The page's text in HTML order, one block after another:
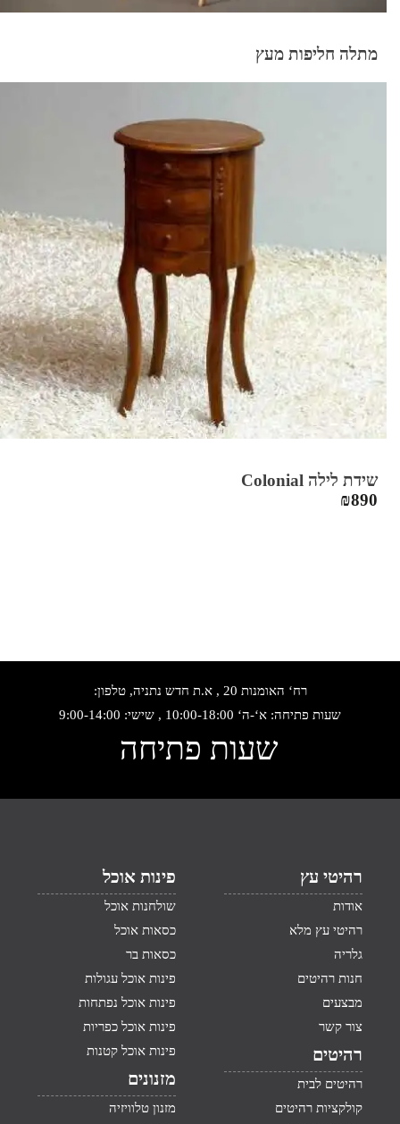
מתלה חליפות מעץ
שידת לילה Colonial
₪890
רח‘ האומנות 20 , א.ת חדש נתניה, טלפון:
שעות פתיחה: א‘-ה‘ 10:00-18:00 , שישי: 9:00-14:00
שעות פתיחה
רהיטי עץ
אודות
רהיטי עץ מלא
גלריה
חנות רהיטים
מבצעים
צור קשר
רהיטים
רהיטים לבית
קולקציות רהיטים
פינות אוכל
שולחנות אוכל
כסאות אוכל
כסאות בר
פינות אוכל עגולות
פינות אוכל נפתחות
פינות אוכל כפריות
פינות אוכל קטנות
מזנונים
מזנון טלוויזיה